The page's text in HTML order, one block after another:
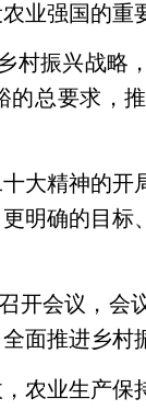
业强国的重
振兴战略
的总要求，
精神的开
明确的目标
开会议，会
面推进乡村
业生产保